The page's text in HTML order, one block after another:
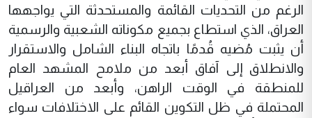
الرغم من التحديات القائمة والمستحدثة التي يواجهها
العراق، الذي استطاع بجميع مكوناته الشعبية والرسمية
أن يثبت مُضيه قُدمًا باتجاه البناء الشامل والاستقرار
والانطلاق إلى آفاق أبعد من ملامح المشهد العام
للمنطقة في الوقت الراهن، وأبعد من العراقيل
المحتملة في ظل التكوين القائم على الاختلافات سواء